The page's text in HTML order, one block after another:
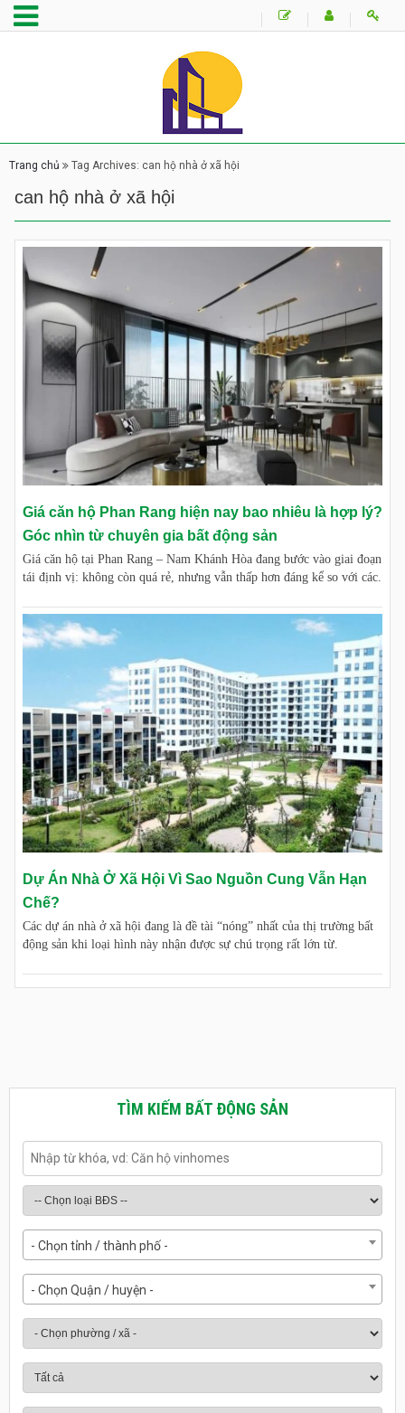
Trang chủ Tag Archives: can hộ nhà ở xã hội
can hộ nhà ở xã hội
Giá căn hộ Phan Rang hiện nay bao nhiêu là hợp lý?
Góc nhìn từ chuyên gia bất động sản
Giá căn hộ tại Phan Rang – Nam Khánh Hòa đang bước vào giai đoạn
tái định vị: không còn quá rẻ, nhưng vẫn thấp hơn đáng kể so với các.
Dự Án Nhà Ở Xã Hội Vì Sao Nguồn Cung Vẫn Hạn
Chế?
Các dự án nhà ở xã hội đang là đề tài “nóng” nhất của thị trường bất
động sản khi loại hình này nhận được sự chú trọng rất lớn từ.
TÌM KIẾM BẤT ĐỘNG SẢN
- Chọn tỉnh / thành phố -
- Chọn Quận / huyện -